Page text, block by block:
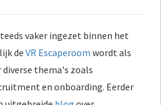
vaker ingezet binnen het
de VR Escaperoom wordt als
diverse thema's zoals
en onboarding. Eerder